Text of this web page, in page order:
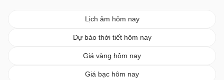
Lịch âm hôm nay
Dự báo thời tiết hôm nay
Giá vàng hôm nay
Giá bạc hôm nay